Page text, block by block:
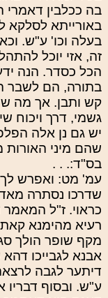
בה ככלבין דאמרי
באורייתא לסלקא
בעלה וכו' ע"ש.
זה, אזי יוכל
הכל כסדר. הנה
בתורה, הם לשבר
קש ותבן. אך מה
גשמי, דרך ויכוח
יש גם נן אלה
שהם מיני
בס"ד:. . .
עמ' מט: ואפרש
שדרכו נסתרה
כראוי. ז"ל
רעיא מהימנא
מקף שופר הולך
אבנא לגבייכו
דיתער לגבה
ע"ש. ובסוף דבריו